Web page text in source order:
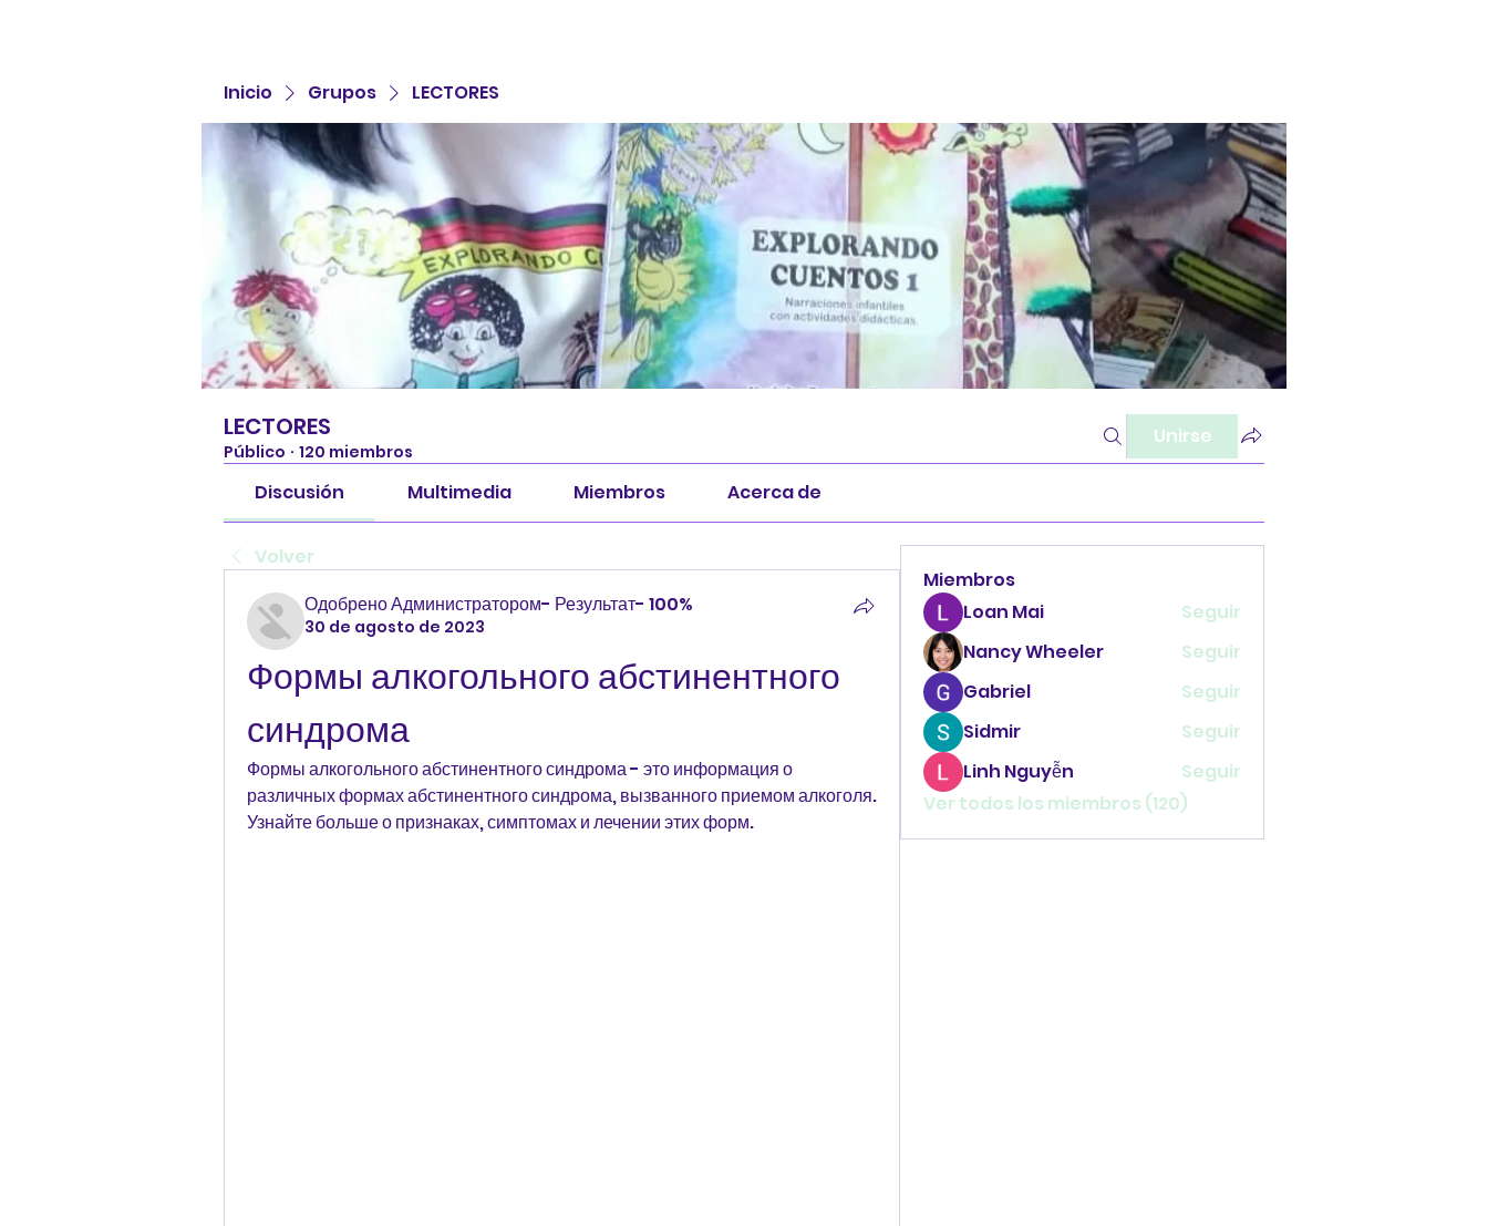
Inicio Grupos LECTORES
LECTORES
Público · 120 miembros
Unirse
Discusión Multimedia Miembros Acerca de
Volver
Одобрено Администратором- Результат- 100%
30 de agosto de 2023
Формы алкогольного абстинентного
синдрома
Формы алкогольного абстинентного синдрома - это информация о
различных формах абстинентного синдрома, вызванного приемом алкоголя.
Узнайте больше о признаках, симптомах и лечении этих форм.
Miembros
Loan Mai
Seguir
Nancy Wheeler
Seguir
Gabriel
Seguir
Sidmir
Seguir
Linh Nguyễn
Seguir
Ver todos los miembros (120)